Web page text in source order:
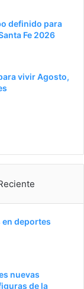
definido para
Fe 2026
vivir Agosto,
deportes
nuevas
de la